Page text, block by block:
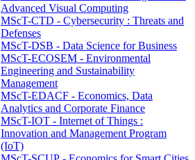
Advanced Visual Computing
MScT-CTD - Cybersecurity : Threats and
Defenses
MScT-DSB - Data Science for Business
MScT-ECOSEM - Environmental
Engineering and Sustainability
Management
MScT-EDACF - Economics, Data
Analytics and Corporate Finance
MScT-IOT - Internet of Things :
Innovation and Management Program
(IoT)